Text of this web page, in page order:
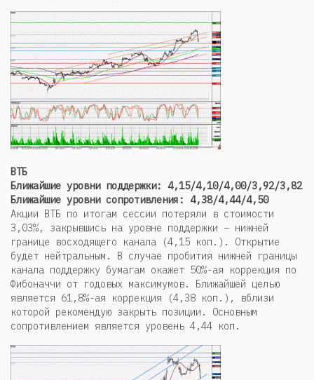
ВТБ
Ближайшие уровни поддержки: 4,15/4,10/4,00/3,92/3,82
Ближайшие уровни сопротивления: 4,38/4,44/4,50
Акции ВТБ по итогам сессии потеряли в стоимости
3,03%, закрывшись на уровне поддержки – нижней
границе восходящего канала (4,15 коп.). Открытие
будет нейтральным. В случае пробития нижней границы
канала поддержку бумагам окажет 50%-ая коррекция по
Фибоначчи от годовых максимумов. Ближайшей целью
является 61,8%-ая коррекция (4,38 коп.), вблизи
которой рекомендую закрыть позиции. Основным
сопротивлением является уровень 4,44 коп.